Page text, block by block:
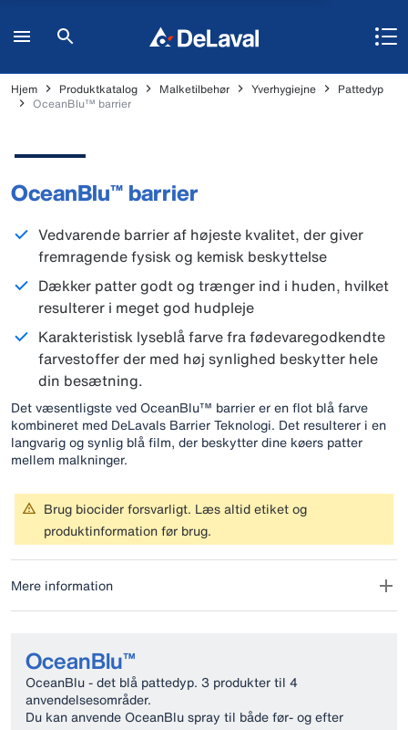
Hjem Produktkatalog Malketilbehør Yverhygiejne
Pattedyp
OceanBlu™ barrier
OceanBlu™ barrier
Vedvarende barrier af højeste kvalitet, der giver
fremragende fysisk og kemisk beskyttelse
Dækker patter godt og trænger ind i huden, hvilket
resulterer i meget god hudpleje
Karakteristisk lyseblå farve fra fødevaregodkendte
farvestoffer der med høj synlighed beskytter hele
din besætning.
Det væsentligste ved OceanBlu™ barrier er en flot blå farve
kombineret med DeLavals Barrier Teknologi. Det resulterer i en
langvarig og synlig blå film, der beskytter dine køers patter
mellem malkninger.
Brug biocider forsvarligt. Læs altid etiket og
produktinformation før brug.
Mere information
OceanBlu™
OceanBlu - det blå pattedyp. 3 produkter til 4
anvendelsesområder.
Du kan anvende OceanBlu spray til både før- og efter